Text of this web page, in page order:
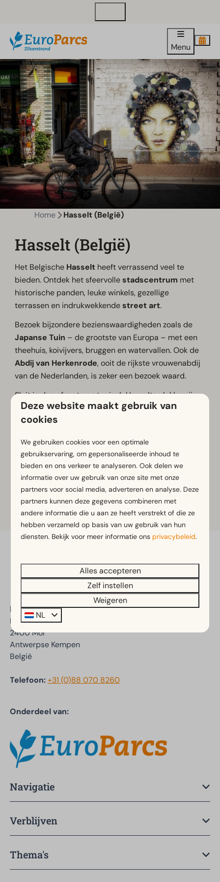
Menu
Home Hasselt (België)
Hasselt (België)
Het Belgische Hasselt heeft verrassend veel te
bieden. Ontdek het sfeervollestadscentrum met
historische panden, leuke winkels, gezellige
terrassen en indrukwekkendestreet art.
Bezoek bijzondere bezienswaardigheden zoals de
Japanse Tuin – de grootste van Europa – met een
theehuis, koivijvers, bruggen en watervallen. Ook de
Abdij van Herkenrode, ooit de rijkste vrouwenabdij
van de Nederlanden, is zeker een bezoek waard.
Sluit je dag af met een typisch Hasseltse lekkernij,
zoalsspeculaas of pralines.
Meer informatie
EuroParcs Zilverstrand
Kiezelweg 17
2400 Mol
Antwerpse Kempen
België
Telefoon:+31 (0)88 070 8260
Onderdeel van:
Navigatie
Verblijven
Thema's
Deze website maakt gebruik van
cookies
We gebruiken cookies voor een optimale
gebruikservaring, om gepersonaliseerde inhoud te
bieden en ons verkeer te analyseren. Ook delen we
informatie over uw gebruik van onze site met onze
partners voor social media, adverteren en analyse. Deze
partners kunnen deze gegevens combineren met
andere informatie die u aan ze heeft verstrekt of die ze
hebben verzameld op basis van uw gebruik van hun
diensten. Bekijk voor meer informatie ons privacybeleid.
Alles accepteren
Zelf instellen
Weigeren
NL